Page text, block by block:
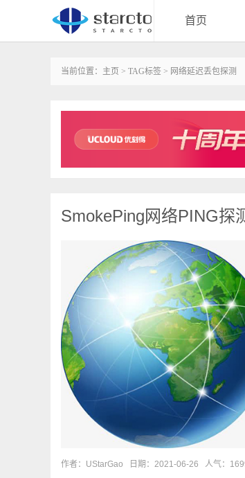
首页
当前位置： 主页 > TAG标签 > 网络延迟丢包探测
SmokePing网络PING探
作者：UStarGao 日期：2021-06-26 人气：